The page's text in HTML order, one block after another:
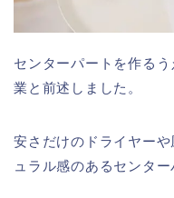
センターパートを作る
業と前述しました。
安さだけのドライヤー
ュラル感のあるセンタ